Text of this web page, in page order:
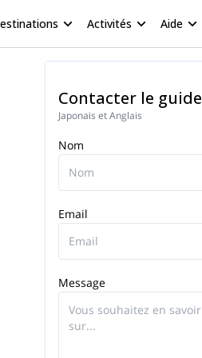
Activités Aide
Contacter le guide
Japonais et Anglais
Nom
Email
Message